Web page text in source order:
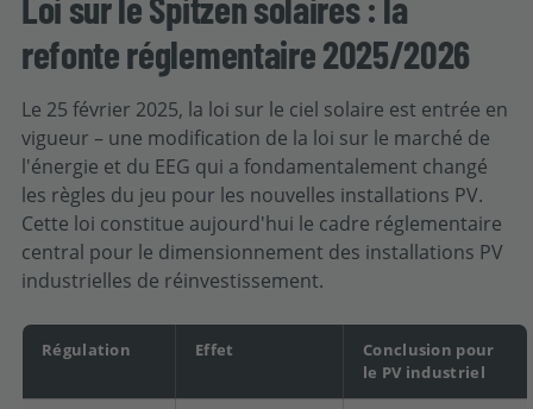
refonte réglementaire 2025/2026
Le 25 février 2025, la loi sur le ciel solaire est entrée en
vigueur – une modification de la loi sur le marché de
l'énergie et du EEG qui a fondamentalement changé
les règles du jeu pour les nouvelles installations PV.
Cette loi constitue aujourd'hui le cadre réglementaire
central pour le dimensionnement des installations PV
industrielles de réinvestissement.
Régulation Effet
Conclusion pour
le PV industriel